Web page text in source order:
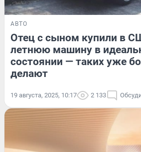
АВТО
Отец с сыном купили в
летнюю машину в
состоянии — таких уже
делают
19 августа, 2025, 10:17 2 133